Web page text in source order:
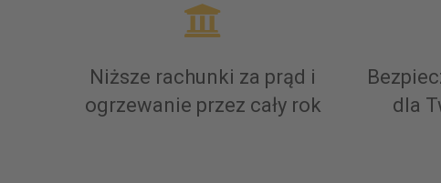
Niższe rachunki za prąd i
ogrzewanie przez cały rok
dla